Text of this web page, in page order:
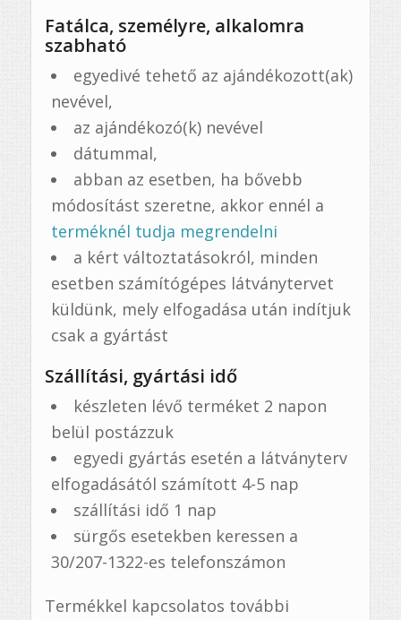
Fatálca, személyre, alkalomra
szabható
egyedivé tehető az ajándékozott(ak)
nevével,
az ajándékozó(k) nevével
dátummal,
abban az esetben, ha bővebb
módosítást szeretne, akkor ennél a
terméknél tudja megrendelni
a kért változtatásokról, minden
esetben számítógépes látványtervet
küldünk, mely elfogadása után indítjuk
csak a gyártást
Szállítási, gyártási idő
készleten lévő terméket 2 napon
belül postázzuk
egyedi gyártás esetén a látványterv
elfogadásától számított 4-5 nap
szállítási idő 1 nap
sürgős esetekben keressen a
30/207-1322-es telefonszámon
Termékkel kapcsolatos további